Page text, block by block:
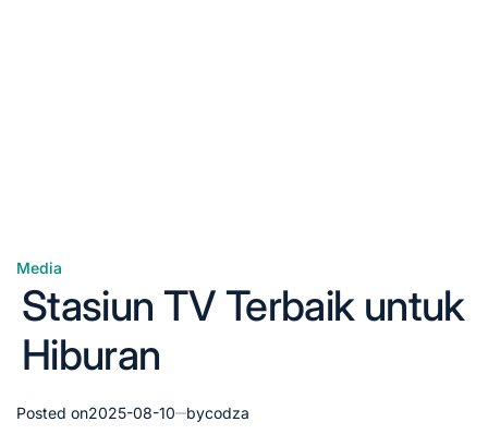
Posted
in
Media
Stasiun TV Terbaik untuk
Hiburan
Posted on2025-08-10 bycodza